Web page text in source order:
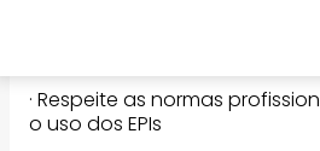
· Respeite as normas
o uso dos EPIs